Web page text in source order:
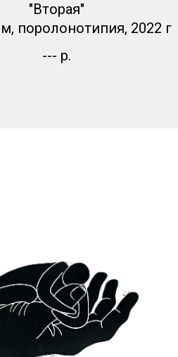
"Вторая"
поролонотипия, 2022 г
--- р.